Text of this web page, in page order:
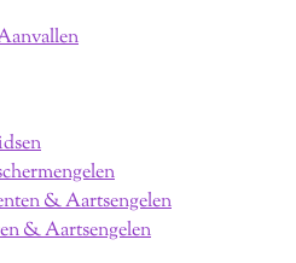
& Aartsengelen
& Aartsengelen